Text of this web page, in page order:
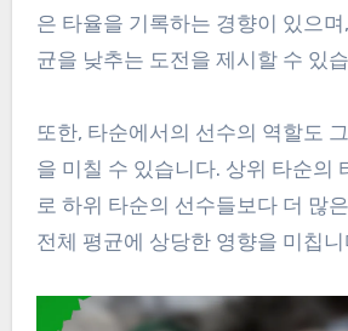
은 타율을 기록하는 경향이 있으
균을 낮추는 도전을 제시할 수 있
또한, 타순에서의 선수의 역할도
을 미칠 수 있습니다. 상위 타순의
로 하위 타순의 선수들보다 더 많
전체 평균에 상당한 영향을 미칩니